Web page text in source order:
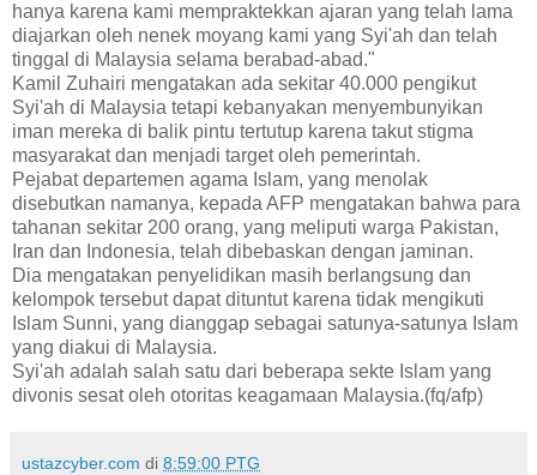
hanya karena kami mempraktekkan ajaran yang telah lama
diajarkan oleh nenek moyang kami yang Syi'ah dan telah
tinggal di Malaysia selama berabad-abad."
Kamil Zuhairi mengatakan ada sekitar 40.000 pengikut
Syi'ah di Malaysia tetapi kebanyakan menyembunyikan
iman mereka di balik pintu tertutup karena takut stigma
masyarakat dan menjadi target oleh pemerintah.
Pejabat departemen agama Islam, yang menolak
disebutkan namanya, kepada AFP mengatakan bahwa para
tahanan sekitar 200 orang, yang meliputi warga Pakistan,
Iran dan Indonesia, telah dibebaskan dengan jaminan.
Dia mengatakan penyelidikan masih berlangsung dan
kelompok tersebut dapat dituntut karena tidak mengikuti
Islam Sunni, yang dianggap sebagai satunya-satunya Islam
yang diakui di Malaysia.
Syi'ah adalah salah satu dari beberapa sekte Islam yang
divonis sesat oleh otoritas keagamaan Malaysia.(fq/afp)
ustazcyber.com di 8:59:00 PTG